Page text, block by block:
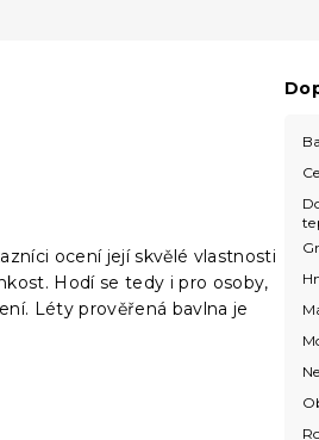
ocení její skvělé vlastnosti
Hodí se tedy i pro osoby,
Léty prověřená bavlna je